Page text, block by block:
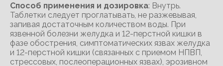
Способ применения и дозировка: Внутрь.
Таблетки следует проглатывать, не разжевывая,
запивая достаточным количеством воды. При
язвенной болезни желудка и 12-перстной кишки в
фазе обострения, симптоматических язвах желудка
и 12-перстной кишки (связанных с приемом НПВП,
стрессовых, послеоперационных язвах), эрозивном